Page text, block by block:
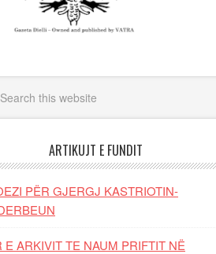
ARTIKUJT E FUNDIT
PËR GJERGJ KASTRIOTIN-
E ARKIVIT TE NAUM PRIFTIT NË